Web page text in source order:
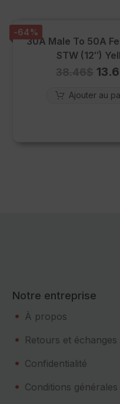
-64%
30A Male To 50A
STW (12″)
Ajouter au
Notre entreprise
À propos
Retours et échanges
Confidentialité
Conditions générales